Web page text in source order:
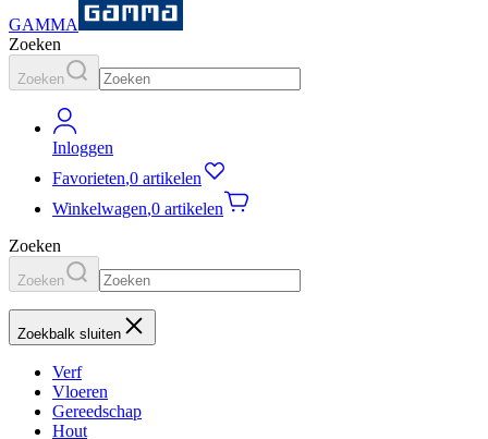
GAMMA
Zoeken
Zoeken
Inloggen
Favorieten,0 artikelen
Winkelwagen,0 artikelen
Zoeken
Zoeken
Zoekbalk sluiten
Verf
Vloeren
Gereedschap
Hout